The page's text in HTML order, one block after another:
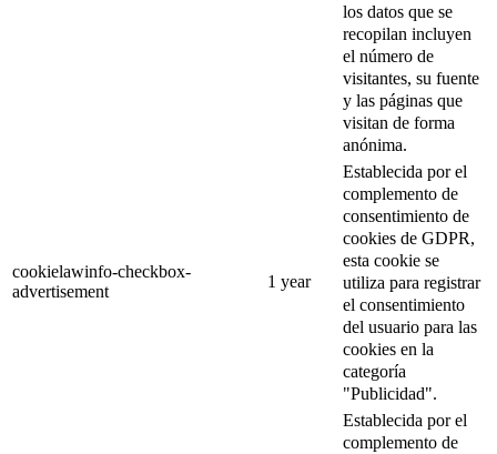
los datos que se
recopilan incluyen
el número de
visitantes, su fuente
y las páginas que
visitan de forma
anónima.
cookielawinfo-checkbox-
advertisement
1 year
Establecida por el
complemento de
consentimiento de
cookies de GDPR,
esta cookie se
utiliza para registrar
el consentimiento
del usuario para las
cookies en la
categoría
"Publicidad".
Establecida por el
complemento de